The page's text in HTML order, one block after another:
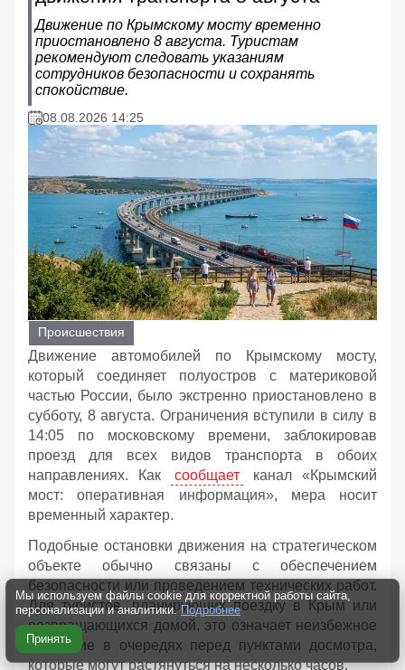
Движение по Крымскому мосту временно
приостановлено 8 августа. Туристам
рекомендуют следовать указаниям
сотрудников безопасности и сохранять
спокойствие.
08.08.2026 14:25
Происшествия
Движение автомобилей по Крымскому мосту,
который соединяет полуостров с материковой
частью России, было экстренно приостановлено в
субботу, 8 августа. Ограничения вступили в силу в
14:05 по московскому времени, заблокировав
проезд для всех видов транспорта в обоих
направлениях. Как
сообщает
канал «Крымский
мост: оперативная информация», мера носит
временный характер.
Подобные остановки движения на стратегическом
объекте обычно связаны с обеспечением
безопасности или проведением технических работ.
Для туристов, планирующих поездку в Крым или
возвращающихся домой, это означает неизбежное
ожидание в очередях перед пунктами досмотра,
которые могут растянуться на несколько часов.
Мы используем файлы cookie для корректной работы сайта,
персонализации и аналитики. Подробнее
Принять